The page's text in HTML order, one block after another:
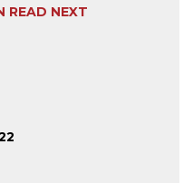
READ NEXT